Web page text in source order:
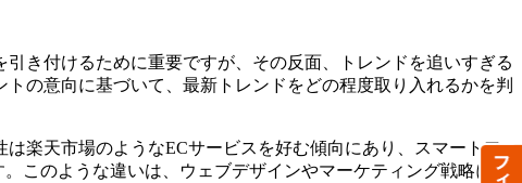
き付けるために重要ですが、その反面、トレンドを追いすぎる
の意向に基づいて、最新トレンドをどの程度取り入れるかを判
楽天市場のようなECサービスを好む傾向にあり、スマートフ
このような違いは、ウェブデザインやマーケティング戦略にお